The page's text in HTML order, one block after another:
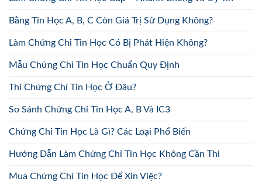
Bằng Tin Học A, B, C Còn Giá Trị Sử Dụng Không?
Làm Chứng Chỉ Tin Học Có Bị Phát Hiện Không?
Mẫu Chứng Chỉ Tin Học Chuẩn Quy Định
Thi Chứng Chỉ Tin Học Ở Đâu?
So Sánh Chứng Chỉ Tin Học A, B Và IC3
Chứng Chỉ Tin Học Là Gì? Các Loại Phổ Biến
Hướng Dẫn Làm Chứng Chỉ Tin Học Không Cần Thi
Mua Chứng Chỉ Tin Học Để Xin Việc?